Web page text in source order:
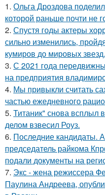
1. Ольга Дроздова
которой раньше почти не
2. Спустя годы актеры
сильно изменились,
кумиров до мировых звезд.
3. С 2021 года
на предприятия
4. Мы привыкли считать
частью ежедневного
5. Титаник" снова всплыл
делом взвесил Роуз.
6. Последние кандидаты.
председатель райкома
подали документы на
7. Экс - жена режиссера
Паулина Андреева,